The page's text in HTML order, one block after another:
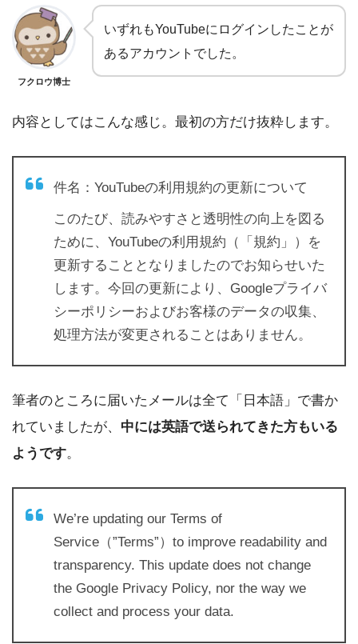
フクロウ博士
いずれもYouTubeにログインしたことが
あるアカウントでした。
内容としてはこんな感じ。最初の方だけ抜粋します。
件名：YouTubeの利用規約の更新について
このたび、読みやすさと透明性の向上を図る
ために、YouTubeの利用規約（「規約」）を
更新することとなりましたのでお知らせいた
します。今回の更新により、Googleプライバ
シーポリシーおよびお客様のデータの収集、
処理方法が変更されることはありません。
筆者のところに届いたメールは全て「日本語」で書か
れていましたが、 中には英語で送られてきた方もいる
ようです。
We’re updating our Terms of
Service（”Terms”）to improve readability and
transparency. This update does not change
the Google Privacy Policy, nor the way we
collect and process your data.